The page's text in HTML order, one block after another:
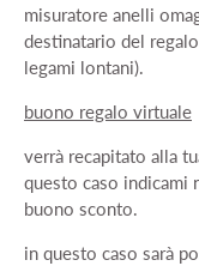
misuratore anelli
destinatario del
legami lontani).
buono regalo virtuale
verrà recapitato alla
questo caso indicami
buono sconto.
in questo caso sarà